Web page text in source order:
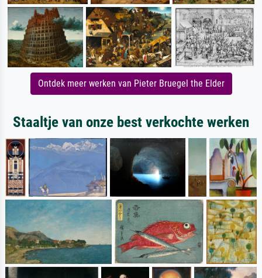
Ontdek meer werken van Pieter Bruegel the Elder
Staaltje van onze best verkochte werken